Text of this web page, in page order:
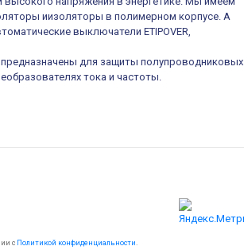
иизоляторы в полимерном корпусе. А
выключатели ETIPOVER,
предназначены для защиты полупроводниковых
тока и частоты.
с Политикой конфиденциальности.